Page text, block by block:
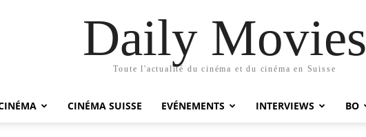
Daily Movies
Toute l'actualité du cinéma et du cinéma en Suisse
CINÉMA SUISSE EVÉNEMENTS INTERVIEWS BO